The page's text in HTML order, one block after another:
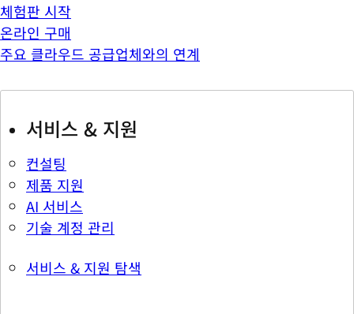
체험판 시작
온라인 구매
주요 클라우드 공급업체와의 연계
서비스 & 지원
컨설팅
제품 지원
AI 서비스
기술 계정 관리
서비스 & 지원 탐색